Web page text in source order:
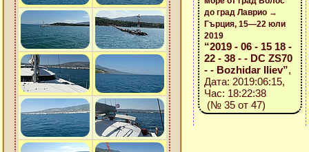
до град Лаврио →
Гърция, 15—22 юли
2019
“2019 - 06 - 15 18 -
22 - 38 - - DC ZS70
- - Bozhidar Iliev”,
Дата: 2019:06:15,
Час: 18:22:38
(№ 35 от 47)